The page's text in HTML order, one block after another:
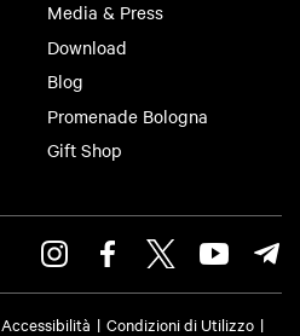
Media & Press
Download
Blog
Promenade Bologna
Gift Shop
Accessibilità Condizioni di Utilizzo